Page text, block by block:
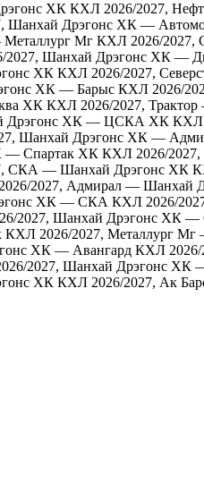
ХК КХЛ 2026/2027,
Шанхай Дрэгонс ХК —
Мг КХЛ 2026/2027,
2027, Шанхай Дрэгонс ХК —
ХК КХЛ 2026/2027,
ХК — Барыс КХЛ 2026/
ХК КХЛ 2026/2027,
Дрэгонс ХК — ЦСКА ХК КХЛ
Шанхай Дрэгонс ХК —
— Спартак ХК КХЛ 2026/
СКА — Шанхай Дрэгонс ХК
2027, Адмирал — Шанхай
ХК — СКА КХЛ 2026/
2027, Шанхай Дрэгонс ХК —
КХЛ 2026/2027, Металлург
ХК — Авангард КХЛ 2026/
2027, Шанхай Дрэгонс
ХК КХЛ 2026/2027, Ак